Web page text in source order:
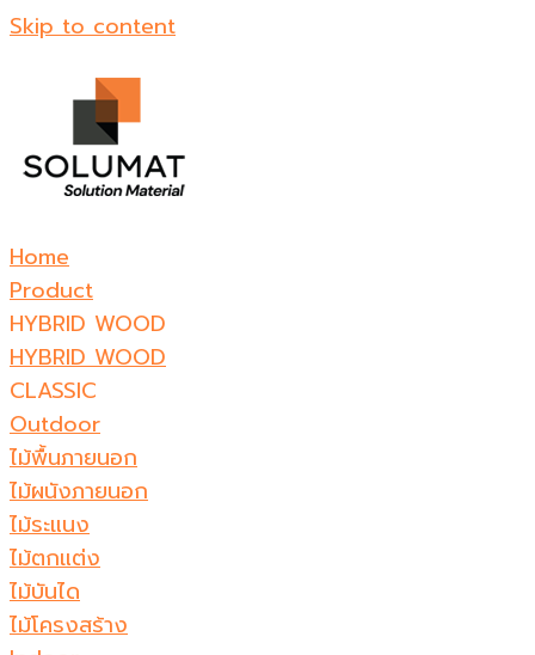
Skip to content
Home
Product
HYBRID WOOD
HYBRID WOOD
CLASSIC
Outdoor
ไม้พื้นภายนอก
ไม้ผนังภายนอก
ไม้ระแนง
ไม้ตกแต่ง
ไม้บันได
ไม้โครงสร้าง